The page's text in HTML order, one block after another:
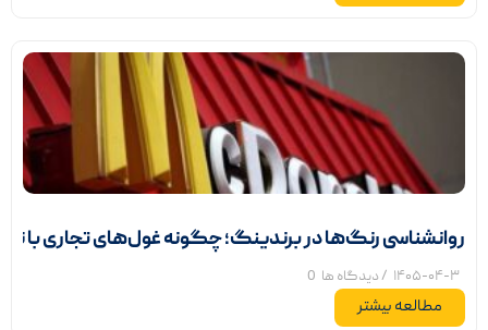
روانشناسی رنگ‌ها در برندینگ؛ چگونه غول‌های تجاری با
۱۴۰۵-۰۴-۳ / دیدگاه ها 0
مطالعه بیشتر